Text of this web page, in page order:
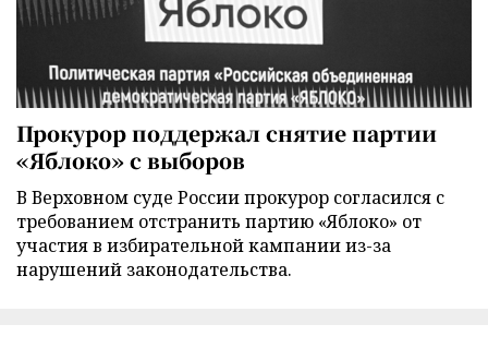
Прокурор поддержал снятие партии
«Яблоко» с выборов
В Верховном суде России прокурор согласился с
требованием отстранить партию «Яблоко» от
участия в избирательной кампании из-за
нарушений законодательства.